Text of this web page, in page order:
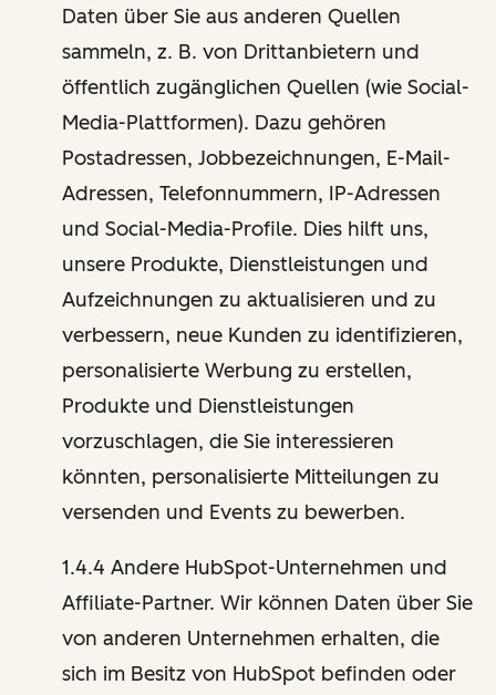
Daten über Sie aus anderen Quellen
sammeln, z. B. von Drittanbietern und
öffentlich zugänglichen Quellen (wie Social-
Media-Plattformen). Dazu gehören
Postadressen, Jobbezeichnungen, E-Mail-
Adressen, Telefonnummern, IP-Adressen
und Social-Media-Profile. Dies hilft uns,
unsere Produkte, Dienstleistungen und
Aufzeichnungen zu aktualisieren und zu
verbessern, neue Kunden zu identifizieren,
personalisierte Werbung zu erstellen,
Produkte und Dienstleistungen
vorzuschlagen, die Sie interessieren
könnten, personalisierte Mitteilungen zu
versenden und Events zu bewerben.
1.4.4 Andere HubSpot-Unternehmen und
Affiliate-Partner. Wir können Daten über Sie
von anderen Unternehmen erhalten, die
sich im Besitz von HubSpot befinden oder